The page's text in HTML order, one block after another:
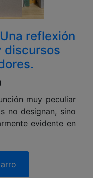
reflexión
discursos
muy peculiar
no designan, sino
evidente en